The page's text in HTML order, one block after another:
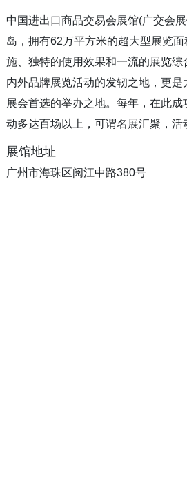
中国进出口商品交易会展馆(广交会
岛，拥有62万平方米的超大型展览
施、独特的使用效果和一流的展览综
内外品牌展览活动的发轫之地，更
展会首选的举办之地。每年，在此
动多达百场以上，可谓名展汇聚，活
展馆地址
广州市海珠区阅江中路380号